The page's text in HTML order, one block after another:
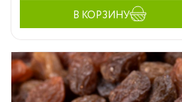
В КОРЗИНУ